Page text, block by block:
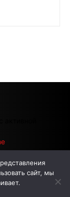
НА САЙТЕ
сайт, мы